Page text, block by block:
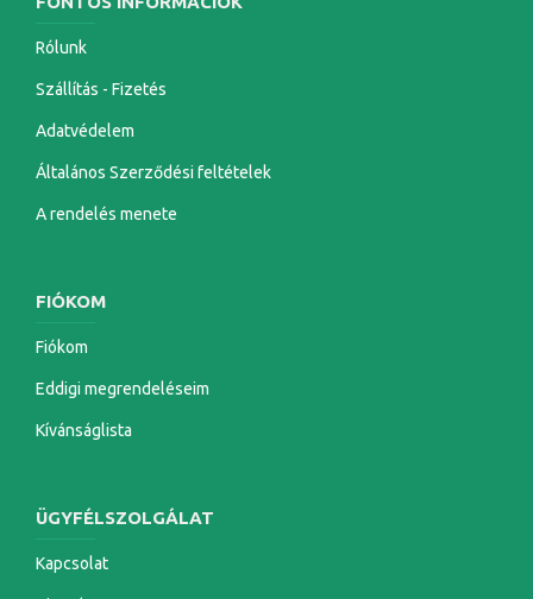
Rólunk
Szállítás - Fizetés
Adatvédelem
Általános Szerződési feltételek
A rendelés menete
FIÓKOM
Fiókom
Eddigi megrendeléseim
Kívánságlista
ÜGYFÉLSZOLGÁLAT
Kapcsolat